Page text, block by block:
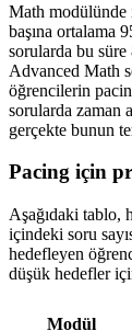
Math modülünde
başına ortalama
sorularda bu
Advanced Math
öğrencilerin
sorularda zaman
gerçekte bunun
Pacing için
Aşağıdaki tablo,
içindeki soru
hedefleyen
düşük hedefler
Modül